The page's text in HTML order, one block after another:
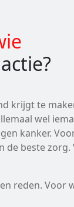
krijgt te
wel
kanker.
de beste zorg.
reden. Voor